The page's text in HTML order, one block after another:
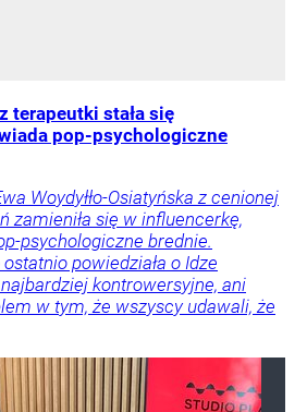
terapeutki stała się
pop-psychologiczne
Woydyłło-Osiatyńska z cenionej
zamieniła się w influencerkę,
psychologiczne brednie.
powiedziała o Idze
kontrowersyjne, ani
w tym, że wszyscy udawali, że